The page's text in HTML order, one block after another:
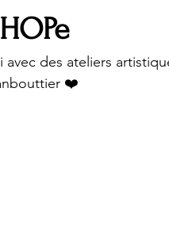
des ateliers
❤️